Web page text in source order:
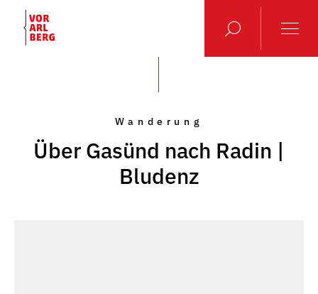
Wanderung
Über Gasünd nach Radin |
Bludenz